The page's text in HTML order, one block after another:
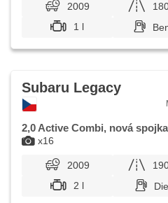
2009
1 l
x16
Subaru Legacy
2,0 Active Combi, nová spojka
2009
2 l